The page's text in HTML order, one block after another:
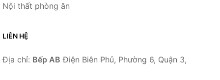
Nội thất phòng ăn
LIÊN HỆ
Địa chỉ: Bếp AB Điện Biên Phủ, Phường 6, Quận 3,